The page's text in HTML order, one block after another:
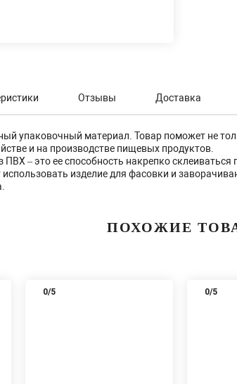
Отзывы Доставка
упаковочный материал. Товар поможет не
и на производстве пищевых продуктов.
ПВХ – это ее способность накрепко
изделие для фасовки и
ПОХОЖИЕ
0/5 0/5